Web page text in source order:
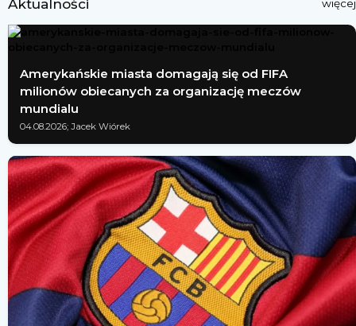
Aktualności więcej
Amerykańskie miasta domagają się od FIFA
milionów obiecanych za organizację meczów
mundialu
04.08.2026; Jacek Wiórek